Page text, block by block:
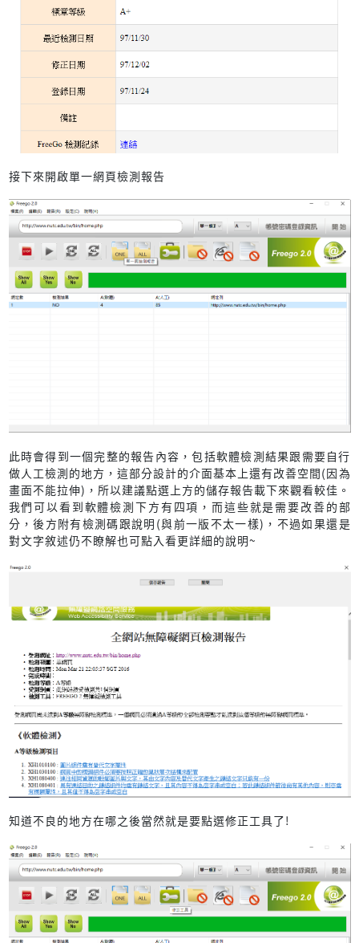
接下來開啟單一網頁檢測報告
此時會得到一個完整的報告內容，包括軟體檢測結果跟需要自行
做人工檢測的地方，這部分設計的介面基本上還有改善空間(因為
畫面不能拉伸)，所以建議點選上方的儲存報告載下來觀看較佳。
我們可以看到軟體檢測下方有四項，而這些就是需要改善的部
分，後方附有檢測碼跟說明(與前一版不太一樣)，不過如果還是
對文字敘述仍不瞭解也可點入看更詳細的說明~
知道不良的地方在哪之後當然就是要點選修正工具了!